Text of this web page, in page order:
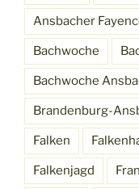
Ansbacher
Bachwoche
Bachwoche
Brandenburg-
Falken
Falkenjagd